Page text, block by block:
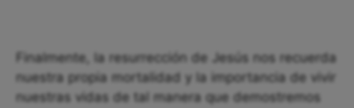
Finalmente, la resurrección de Jesús nos recuerda
nuestra propia mortalidad y la importancia de vivir
nuestras vidas de tal manera que demostremos